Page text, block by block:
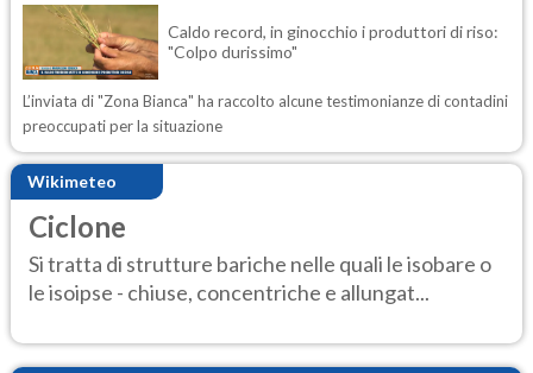
Caldo record, in ginocchio i produttori di riso:
"Colpo durissimo"
L’inviata di "Zona Bianca" ha raccolto alcune testimonianze di contadini
preoccupati per la situazione
Wikimeteo
Ciclone
Si tratta di strutture bariche nelle quali le isobare o
le isoipse - chiuse, concentriche e allungat...